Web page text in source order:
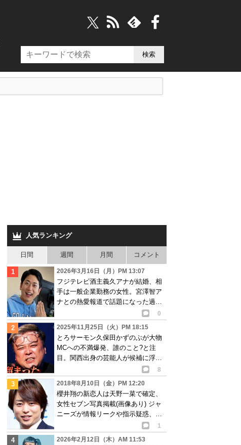
人気ランキング
日間 週間 月間 コメント
2026年3月16日（月）PM 13:07
フジテレビ酒主義久アナが結婚、相
手は一般企業勤務の女性。宮澤智ア
ナとの熱愛報道で話題になった過去
0
2025年11月25日（火）PM 18:15
とろサーモン久保田かずのぶが大物
MCへの不満爆発、誰のこと?と注
目。関西出身の芸能人が候補に浮上
8
2018年8月10日（金）PM 12:20
櫻井翔の新恋人は天野一菜で確定、
女性セブン写真掲載(画像あり) ジャ
ニーズが情報リークや指示疑惑、彼
1
2026年2月12日（木）AM 11:53